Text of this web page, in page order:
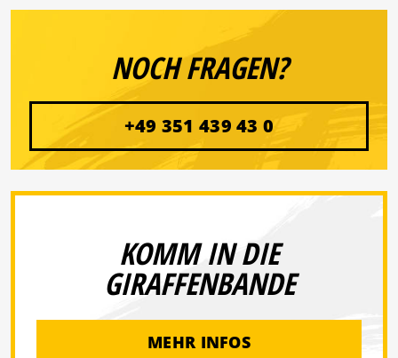
NOCH FRAGEN?
+49 351 439 43 0
KOMM IN DIE
GIRAFFENBANDE
MEHR INFOS